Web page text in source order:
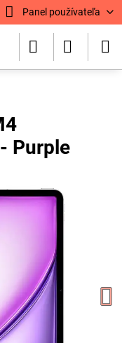
Panel používateľa
Purple